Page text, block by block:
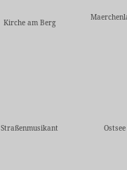
Kirche am Berg
Straßenmusikant Ostsee